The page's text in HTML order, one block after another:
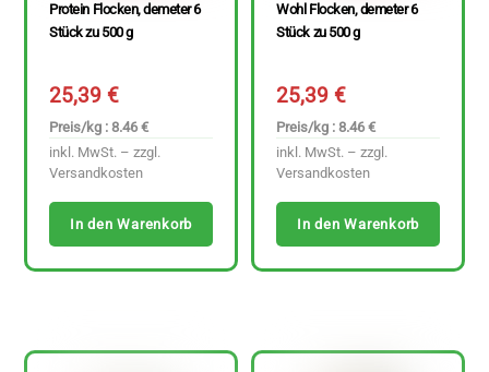
Protein Flocken, demeter 6
Stück zu 500 g
25,39€
Preis/kg : 8.46 €
inkl. MwSt. – zzgl.
Versandkosten
In den Warenkorb
Wohl Flocken, demeter 6
Stück zu 500 g
25,39€
Preis/kg : 8.46 €
inkl. MwSt. – zzgl.
Versandkosten
In den Warenkorb